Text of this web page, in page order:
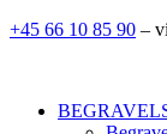
+45 66 10 85 90 –